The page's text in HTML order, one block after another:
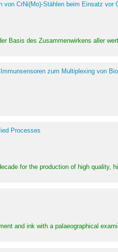
CrNi(Mo)-Stählen beim Einsatz vor
Basis des Zusammenwirkens aller
zum Multiplexing von
Processes
for the production of high
and ink with a palaeographical